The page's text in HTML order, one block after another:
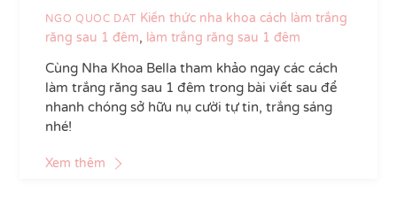
NGO QUOC DAT Kiến thức nha khoa cách làm trắng
răng sau 1 đêm, làm trắng răng sau 1 đêm
Cùng Nha Khoa Bella tham khảo ngay các cách
làm trắng răng sau 1 đêm trong bài viết sau để
nhanh chóng sở hữu nụ cười tự tin, trắng sáng
nhé!
Xem thêm